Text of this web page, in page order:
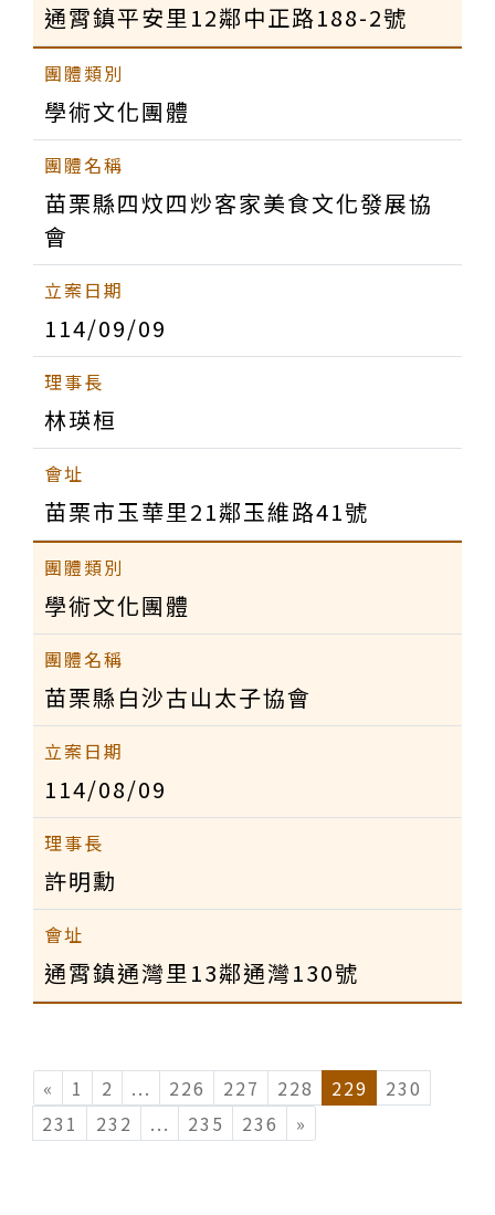
通霄鎮平安里12鄰中正路188-2號
學術文化團體
苗栗縣四炆四炒客家美食文化發展協
會
114/09/09
林瑛桓
苗栗市玉華里21鄰玉維路41號
學術文化團體
苗栗縣白沙古山太子協會
114/08/09
許明勳
通霄鎮通灣里13鄰通灣130號
« 1 2 ... (current)
226 227 228 229
230
231
232 ... (current)
235 236 »